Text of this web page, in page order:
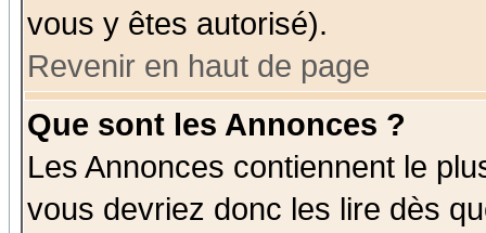
vous y êtes autorisé).
Revenir en haut de page
Que sont les Annonces ?
Les Annonces contiennent le
vous devriez donc les lire dès